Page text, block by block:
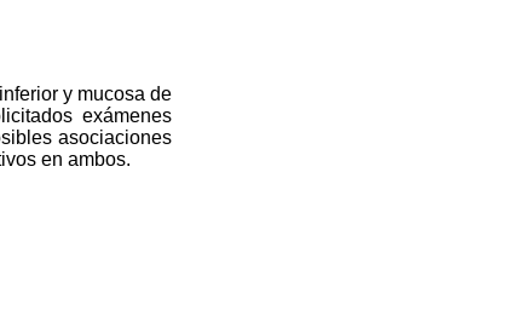
y mucosa de
exámenes
asociaciones
en ambos.